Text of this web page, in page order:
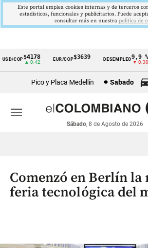
Cintillo
económicos
Colombia
COP$4178
▲ 0.42
EUR/COP$3639 DESEMPLEO9,9 %
▼ 0.30
Pico y Placa Medellín Sabado
Sábado, 8 de Agosto de 2026
menu
Comenzó en Berlín la
feria tecnológica del
Este portal emplea cookies internas y de terceros
estadísticos, funcionales y publicitarios. Puede
consultar más en nuestra politica de